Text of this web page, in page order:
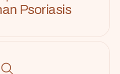
Psoriasis